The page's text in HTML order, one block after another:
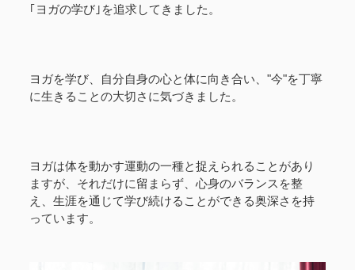
｢ヨガの学び｣を追求してきました。
ヨガを学び、自分自身の心と体に向き合い、"今"を丁寧
に生きることの大切さに気づきました。
ヨガは体を動かす運動の一種と捉えられることがあり
ますが、それだけに留まらず、心身のバランスを整
え、生涯を通じて学び続けることができる奥深さを持
っています。